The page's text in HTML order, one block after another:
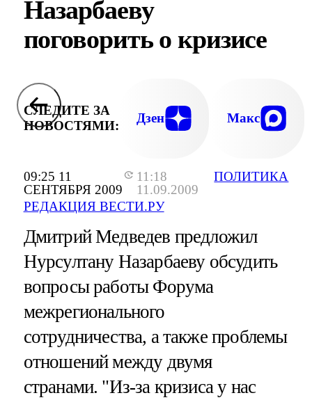
09:25 11
СЕНТЯБРЯ 2009
11:18
11.09.2009
РЕДАКЦИЯ ВЕСТИ.РУ
ПОЛИТИКА
Назарбаеву
поговорить о кризисе
СЛЕДИТЕ ЗА
НОВОСТЯМИ:
Дзен Макс
Дмитрий Медведев предложил
Нурсултану Назарбаеву обсудить
вопросы работы Форума
межрегионального
сотрудничества, а также проблемы
отношений между двумя
странами. "Из-за кризиса у нас